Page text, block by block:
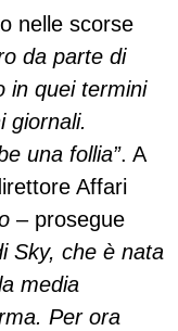
nelle scorse
da parte di
in quei termini
giornali.
una follia”. A
Affari
– prosegue
Sky, che è nata
media
Per ora